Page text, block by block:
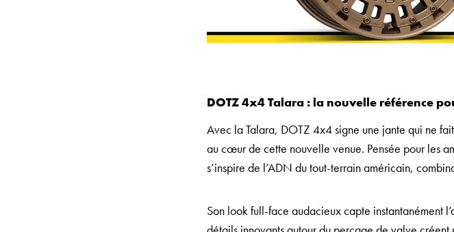
DOTZ 4x4 Talara : la nouvelle référence
Avec la Talara, DOTZ 4x4 signe une jante qui ne
au cœur de cette nouvelle venue. Pensée pour les
s’inspire de l’ADN du tout-terrain américain,
Son lookfull-face audacieux capte instantanément